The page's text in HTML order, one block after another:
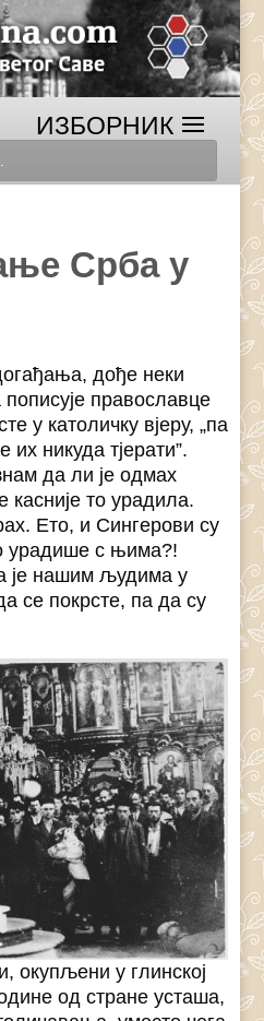
Срба у
дође неки
православце
у католичку вјеру, „па
их никуда тјерати”.
да ли је одмах
касније то урадила.
Ето, и Сингерови су
урадише с њима?!
је нашим људима у
се покрсте, па да су
окупљени у глинској
од стране усташа,